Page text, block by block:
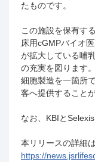
たものです。
この施設を保有す
床用cGMPバイオ
が拡大している哺
の充実を図ります
細胞製造を一箇所
客へ提供すること
なお、 KBIとSelexis
本リリースの詳細
https://